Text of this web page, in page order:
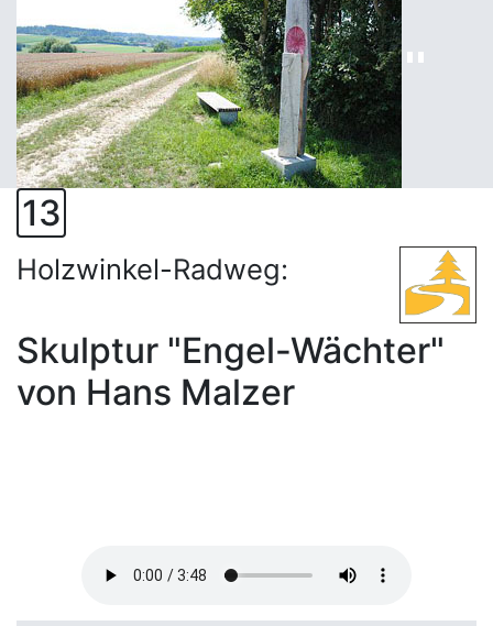
13
Holzwinkel-Radweg:
Skulptur "Engel-Wächter"
von Hans Malzer